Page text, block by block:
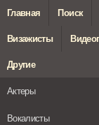
Главная Поиск
Визажисты
Другие
Актеры
Вокалисты